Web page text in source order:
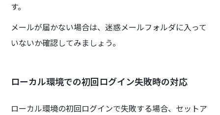
す。
メールが届かない場合は、迷惑メールフォルダに入って
いないか確認してみましょう。
ローカル環境での初回ログイン失敗時の対応
ローカル環境の初回ログインで失敗する場合、セットア